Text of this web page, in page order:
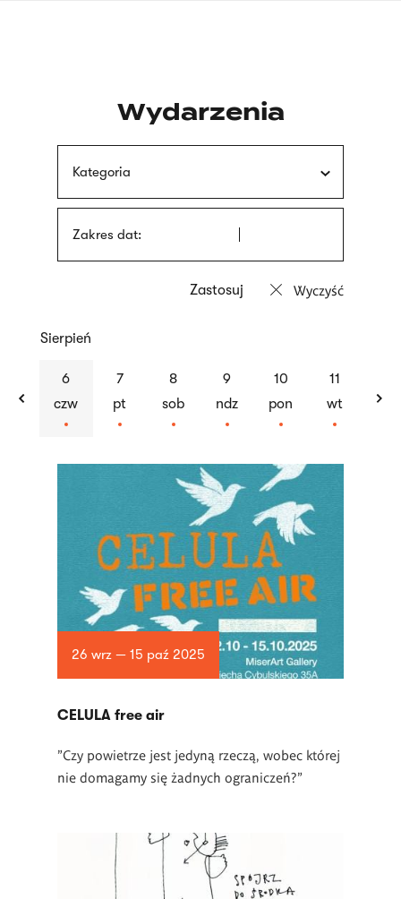
Wydarzenia
Kategoria
Zakres dat:
Wyczyść
previous
Sierpień
6
czw
7
pt
8
sob
9
ndz
10
pon
11
wt
26 wrz — 15 paź 2025
CELULA free air
"Czy powietrze jest jedyną rzeczą, wobec której
nie domagamy się żadnych ograniczeń?"